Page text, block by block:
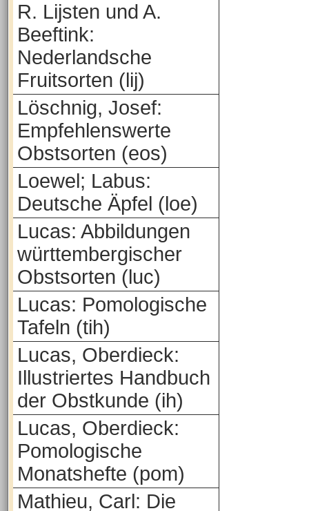
R. Lijsten und A.
Beeftink:
Nederlandsche
Fruitsorten (lij)
Löschnig, Josef:
Empfehlenswerte
Obstsorten (eos)
Loewel; Labus:
Deutsche Äpfel (loe)
Lucas: Abbildungen
württembergischer
Obstsorten (luc)
Lucas: Pomologische
Tafeln (tih)
Lucas, Oberdieck:
Illustriertes Handbuch
der Obstkunde (ih)
Lucas, Oberdieck:
Pomologische
Monatshefte (pom)
Mathieu, Carl: Die